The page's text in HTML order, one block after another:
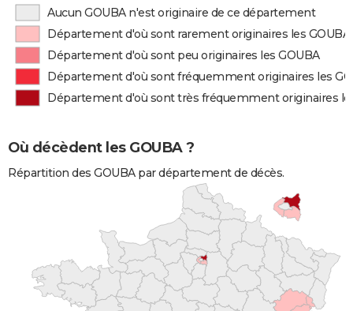
Aucun GOUBA n'est originaire de ce département
Département d'où sont rarement originaires les GOUBA
Département d'où sont peu originaires les GOUBA
Département d'où sont fréquemment originaires les
Département d'où sont très fréquemment originaires
Où décèdent les GOUBA ?
Répartition des GOUBA par département de décès.